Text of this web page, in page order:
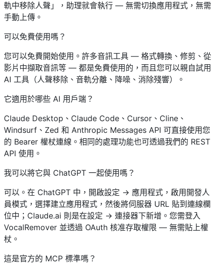
軌中移除人聲」，助理就會執行 — 無需切換應用程式，無需
手動上傳。
可以免費使用嗎？
您可以免費開始使用。許多音訊工具 — 格式轉換、修剪、從
影片中擷取音訊等 — 都是免費使用的，而且您可以親自試用
AI 工具（人聲移除、音軌分離、降噪、消除殘響）。
它適用於哪些 AI 用戶端？
Claude Desktop、Claude Code、Cursor、Cline、
Windsurf、Zed 和 Anthropic Messages API 可直接使用您
的 Bearer 權杖連線。相同的處理功能也可透過我們的 REST
API 使用。
我可以將它與 ChatGPT 一起使用嗎？
可以。在 ChatGPT 中，開啟設定 → 應用程式，啟用開發人
員模式，選擇建立應用程式，然後將伺服器 URL 貼到連線欄
位中；Claude.ai 則是在設定 → 連接器下新增。您需登入
VocalRemover 並透過 OAuth 核准存取權限 — 無需貼上權
杖。
這是官方的 MCP 標準嗎？